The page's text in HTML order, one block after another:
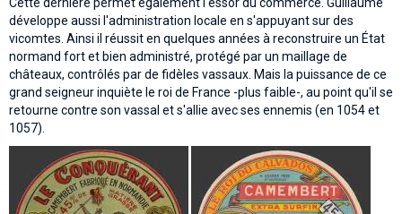
développe aussi l'administration locale en s'appuyant sur des
vicomtes. Ainsi il réussit en quelques années à reconstruire un État
normand fort et bien administré, protégé par un maillage de
châteaux, contrôlés par de fidèles vassaux. Mais la puissance de ce
grand seigneur inquiète le roi de France -plus faible-, au point qu'il se
retourne contre son vassal et s'allie avec ses ennemis (en 1054 et
1057).